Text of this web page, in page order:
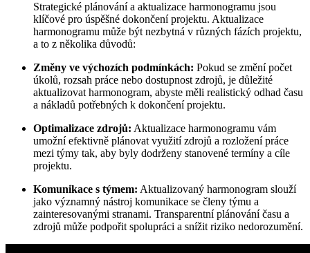
Strategické plánování a aktualizace harmonogramu jsou
klíčové pro úspěšné dokončení projektu. Aktualizace
harmonogramu může být nezbytná v různých fázích projektu,
a to z několika důvodů:
Změny ve výchozích podmínkách: Pokud se změní počet
úkolů, rozsah práce nebo dostupnost zdrojů, je důležité
aktualizovat harmonogram, abyste měli realistický odhad času
a nákladů potřebných k dokončení projektu.
Optimalizace zdrojů: Aktualizace harmonogramu vám
umožní efektivně plánovat využití zdrojů a rozložení práce
mezi týmy tak, aby byly dodrženy stanovené termíny a cíle
projektu.
Komunikace s týmem: Aktualizovaný harmonogram slouží
jako významný nástroj komunikace se členy týmu a
zainteresovanými stranami. Transparentní plánování času a
zdrojů může podpořit spolupráci a snížit riziko nedorozumění.